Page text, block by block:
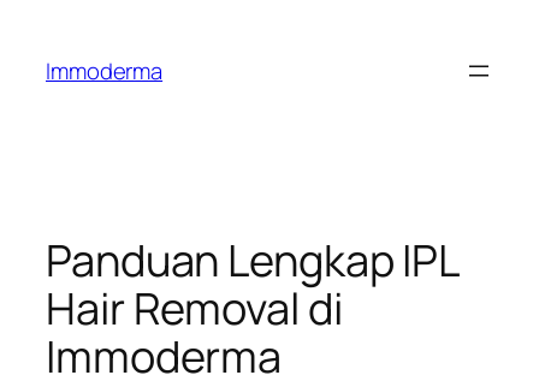
Immoderma
Panduan Lengkap IPL
Hair Removal di
Immoderma